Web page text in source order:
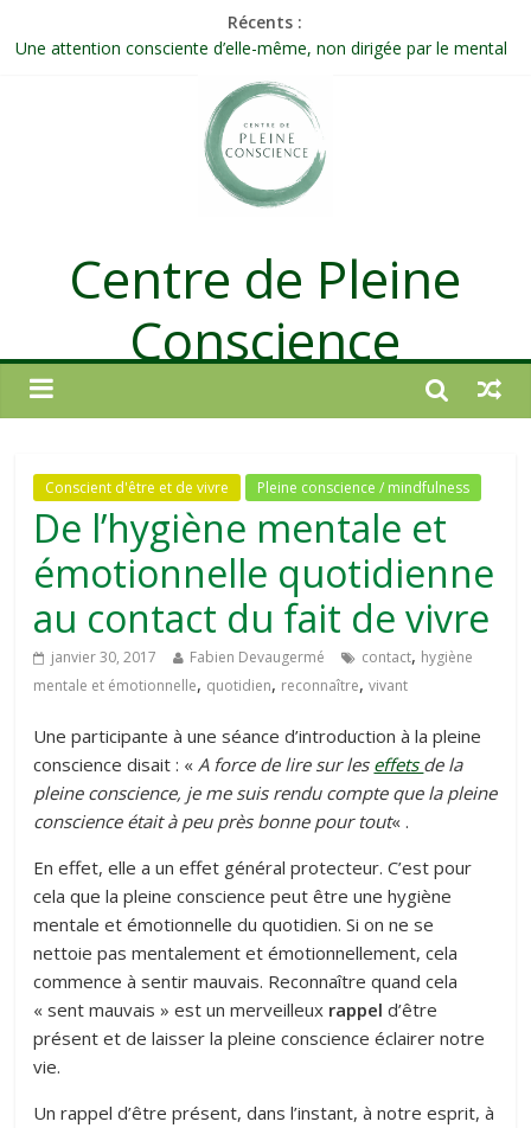
Récents :
Une attention consciente d’elle-même, non dirigée par le mental
Prolonger la vie ou découvrir ce qui ne vieillit pas ?
Célébrer la Vie jusque dans les petites actions
Quand on n’arrive plus à agir : et si ce n’était pas un manque de
Centre de Pleine
Conscience
Conscient d'être et de vivre Pleine conscience / mindfulness
De l’hygiène mentale et
émotionnelle quotidienne
au contact du fait de vivre
janvier 30, 2017 Fabien Devaugermé contact, hygiène
mentale et émotionnelle, quotidien, reconnaître,vivant
Une participante à une séance d’introduction à la pleine
conscience disait : «A force de lire sur les effets de la
pleine conscience, je me suis rendu compte que la pleine
conscience était à peu près bonne pour tout« .
En effet, elle a un effet général protecteur. C’est pour
cela que la pleine conscience peut être une hygiène
mentale et émotionnelle du quotidien. Si on ne se
nettoie pas mentalement et émotionnellement, cela
commence à sentir mauvais. Reconnaître quand cela
« sent mauvais » est un merveilleux rappel d’être
présent et de laisser la pleine conscience éclairer notre
vie.
Un rappel d’être présent, dans l’instant, à notre esprit, à